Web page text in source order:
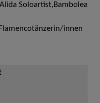
Soloartist,Bambolea
innen